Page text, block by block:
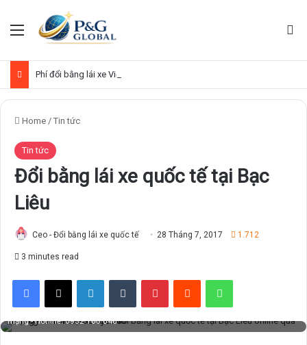
Menu
Phí đổi bằng lái xe Việt Nam sang quốc tế
Home / Tin tức
Tin tức
Đổi bằng lái xe quốc tế tại Bạc
Liêu
Ceo - Đổi bằng lái xe quốc tế 28 Tháng 7, 2017 1.712
3 minutes read
X
Hướng dẫn thủ tục chuyển đổi bằng lái xe quốc tế tại Bạc Liêu online qua
mạng - Hotline: 0932 100 040